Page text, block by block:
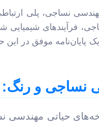
نساجی، پلی
فرآیندهای شیمیایی
پایان‌نامه موفق در
نساجی و رنگ:
حیاتی مهندسی